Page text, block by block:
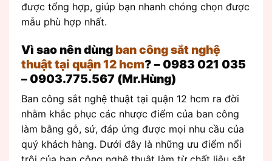
được tổng hợp, giúp bạn nhanh chóng chọn được
mẫu phù hợp nhất.
Vì sao nên dùngban công sắt nghệ
thuật tại quận 12 hcm? –0983 021 035
– 0903.775.567 (Mr.Hùng)
Ban công sắt nghệ thuật tại quận 12 hcm ra đời
nhằm khắc phục các nhược điểm của ban công
làm bằng gỗ, sứ, đáp ứng được mọi nhu cầu của
quý khách hàng. Dưới đây là những ưu điểm nổi